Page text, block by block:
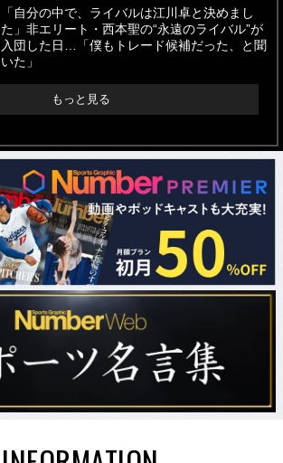
「自分の中で、ライバルは江川卓と決めまし
た」非エリート・西本聖の“永遠のライバル”が
入団した日…「僕もトレード候補だった、と聞
いた」
もっと見る